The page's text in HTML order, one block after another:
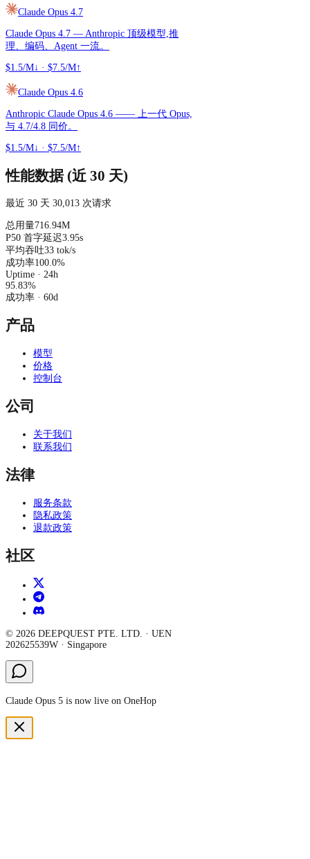
Claude Opus 4.7
Claude Opus 4.7 — Anthropic 顶级模型,推
理、编码、Agent 一流。
$1.5/M↓ · $7.5/M↑
Claude Opus 4.6
Anthropic Claude Opus 4.6 —— 上一代 Opus,
与 4.7/4.8 同价。
$1.5/M↓ · $7.5/M↑
性能数据 (近 30 天)
最近 30 天 30,013 次请求
总用量716.94M
P50 首字延迟3.95s
平均吞吐33 tok/s
成功率100.0%
Uptime · 24h
95.83%
成功率 · 60d
产品
模型
价格
控制台
公司
关于我们
联系我们
法律
服务条款
隐私政策
退款政策
社区
© 2026 DEEPQUEST PTE. LTD. · UEN
202625539W · Singapore
Claude Opus 5 is now live on OneHop